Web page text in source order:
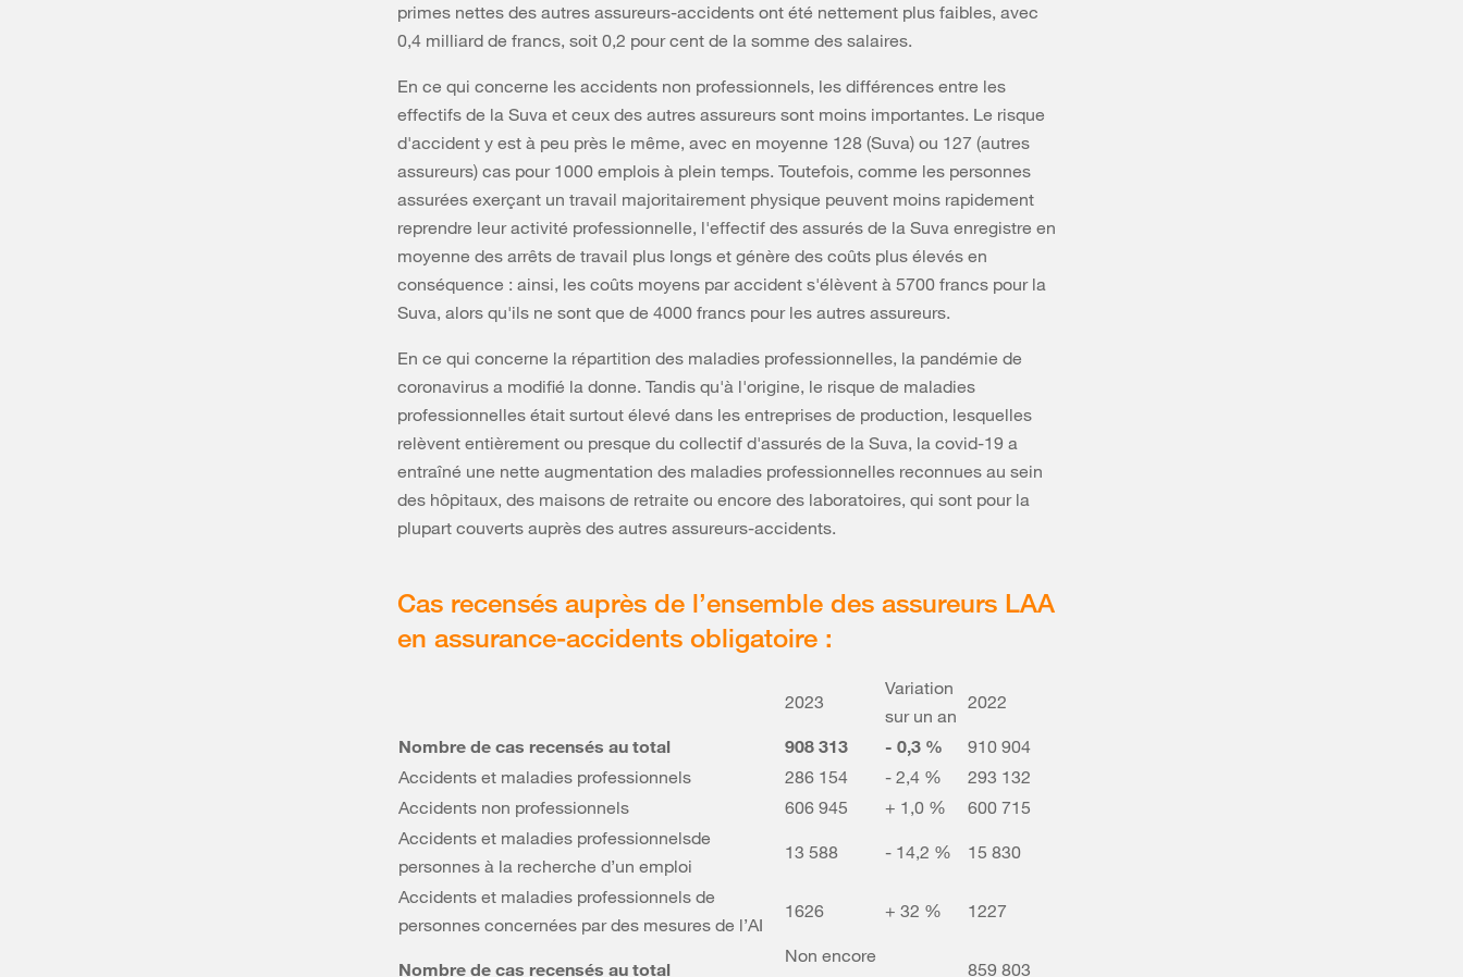
primes nettes des autres assureurs-accidents ont été nettement plus faibles, avec
0,4 milliard de francs, soit 0,2 pour cent de la somme des salaires.
En ce qui concerne les accidents non professionnels, les différences entre les
effectifs de la Suva et ceux des autres assureurs sont moins importantes. Le risque
d'accident y est à peu près le même, avec en moyenne 128 (Suva) ou 127 (autres
assureurs) cas pour 1000 emplois à plein temps. Toutefois, comme les personnes
assurées exerçant un travail majoritairement physique peuvent moins rapidement
reprendre leur activité professionnelle, l'effectif des assurés de la Suva enregistre en
moyenne des arrêts de travail plus longs et génère des coûts plus élevés en
conséquence : ainsi, les coûts moyens par accident s'élèvent à 5700 francs pour la
Suva, alors qu'ils ne sont que de 4000 francs pour les autres assureurs.
En ce qui concerne la répartition des maladies professionnelles, la pandémie de
coronavirus a modifié la donne. Tandis qu'à l'origine, le risque de maladies
professionnelles était surtout élevé dans les entreprises de production, lesquelles
relèvent entièrement ou presque du collectif d'assurés de la Suva, la covid-19 a
entraîné une nette augmentation des maladies professionnelles reconnues au sein
des hôpitaux, des maisons de retraite ou encore des laboratoires, qui sont pour la
plupart couverts auprès des autres assureurs-accidents.
Cas recensés auprès de l’ensemble des assureurs LAA
en assurance-accidents obligatoire :
2023
Variation
sur un an
2022
Nombre de cas recensés au total 908 313 - 0,3 %
910 904
Accidents et maladies professionnels
286 154 - 2,4 %
293 132
Accidents non professionnels
606 945 + 1,0 %
600 715
Accidents et maladies professionnelsde
personnes à la recherche d’un emploi
13 588 - 14,2 % 15 830
Accidents et maladies professionnels de
personnes concernées par des mesures de l’AI
1626 + 32 % 1227
Nombre de cas recensés au total
Non encore
859 803